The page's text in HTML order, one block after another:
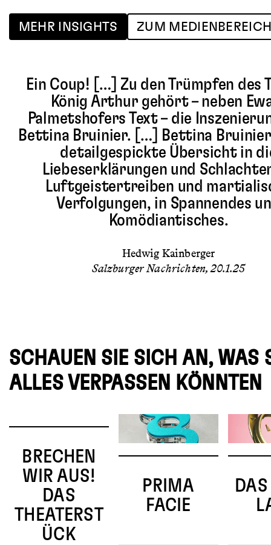
MEHR INSIGHTS ZUM
Ein Coup! […] Zu den Trümpfen des
König Arthur gehört – neben
Palmetshofers Text – die
Bettina Bruinier. […] Bettina
detailgespickte Übersicht in
Liebeserklärungen und
Luftgeistertreiben und
Verfolgungen, in Spannendes
Komödiantisches.
Hedwig Kainberger
Salzburger Nachrichten, 20.1.25
SCHAUEN SIE SICH AN, WAS
ALLES VERPASSEN KÖNNTEN
BRECHEN
WIR AUS!
DAS
THEATERST
ÜCK
PRIMA
FACIE